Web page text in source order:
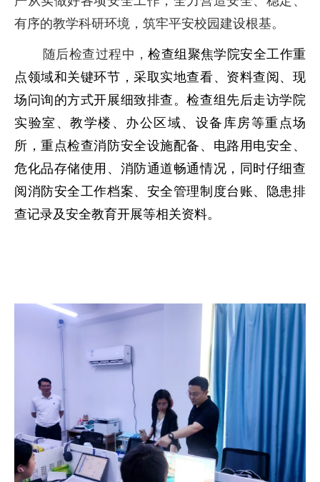
有序的教学科研环境，筑牢平安校园建设根基。
随后检查过程中，检查组聚焦学院安全工作重
点领域和关键环节，采取实地查看、资料查阅、现
场问询的方式开展细致排查。检查组先后走访学院
实验室、教学楼、办公区域、设备库房等重点场
所，重点检查消防安全设施配备、电路用电安全、
危化品存储使用、消防通道畅通情况，同时仔细查
阅消防安全工作档案、安全管理制度台账、隐患排
查记录及安全教育开展等相关资料。